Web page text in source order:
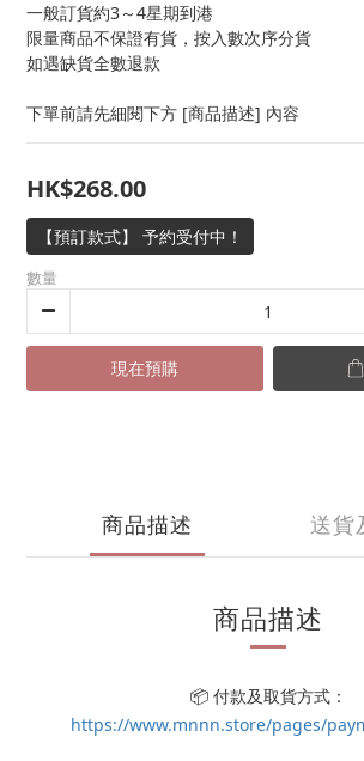
一般訂貨約3～4星期到港
限量商品不保證有貨，按入數次序分貨
如遇缺貨全數退款
下單前請先細閱下方 [商品描述] 內容
HK$268.00
【預訂款式】 予約受付中！
數量
現在預購
商品描述 送貨
商品描述
📦 付款及取貨方式：
https://www.mnnn.store/pages/